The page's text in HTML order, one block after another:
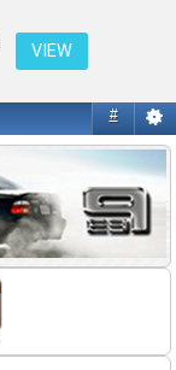
VIEW
#